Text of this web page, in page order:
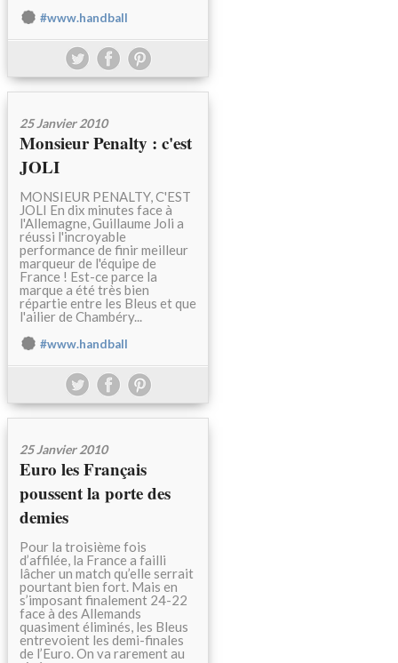
#www.handball
25 Janvier 2010
Monsieur Penalty : c'est
JOLI
MONSIEUR PENALTY, C'EST
JOLI En dix minutes face à
l'Allemagne, Guillaume Joli a
réussi l'incroyable
performance de finir meilleur
marqueur de l'équipe de
France ! Est-ce parce la
marque a été très bien
répartie entre les Bleus et que
l'ailier de Chambéry...
#www.handball
25 Janvier 2010
Euro les Français
poussent la porte des
demies
Pour la troisième fois
d’affilée, la France a failli
lâcher un match qu’elle serrait
pourtant bien fort. Mais en
s’imposant finalement 24-22
face à des Allemands
quasiment éliminés, les Bleus
entrevoient les demi-finales
de l’Euro. On va rarement au